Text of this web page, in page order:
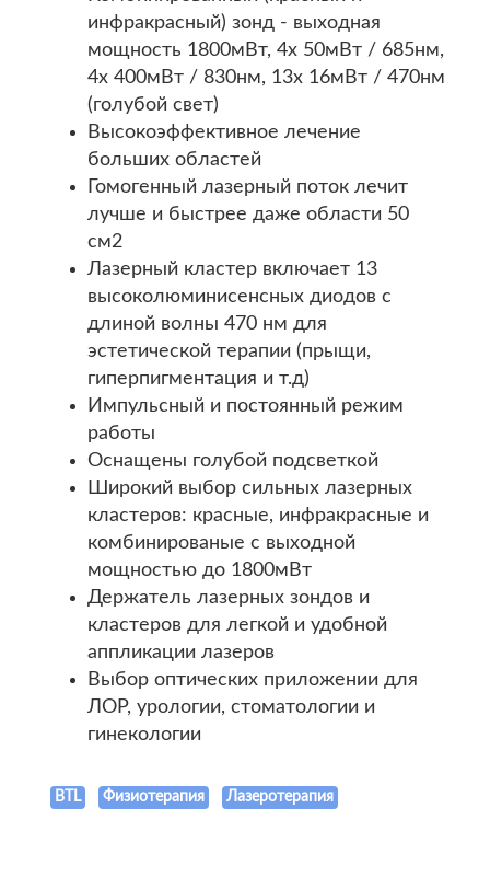
инфракрасный) зонд - выходная
мощность 1800мВт, 4x 50мВт / 685нм,
4x 400мВт / 830нм, 13x 16мВт / 470нм
(голубой свет)
Высокоэффективное лечение
больших областей
Гомогенный лазерный поток лечит
лучше и быстрее даже области 50
см2
Лазерный кластер включает 13
высоколюминисенсных диодов с
длиной волны 470 нм для
эстетической терапии (прыщи,
гиперпигментация и т.д)
Импульсный и постоянный режим
работы
Оснащены голубой подсветкой
Широкий выбор сильных лазерных
кластеров: красные, инфракрасные и
комбинированые с выходной
мощностью до 1800мВт
Держатель лазерных зондов и
кластеров для легкой и удобной
аппликации лазеров
Выбор оптических приложении для
ЛОР, урологии, стоматологии и
гинекологии
BTL Физиотерапия Лазеротерапия